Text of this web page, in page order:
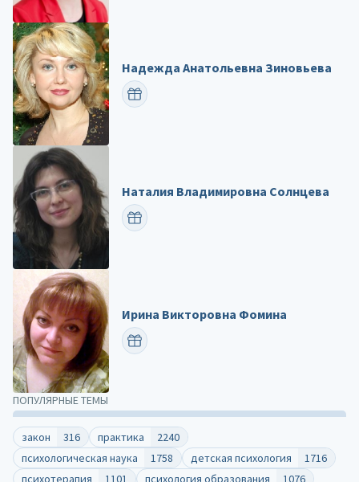
ПОПУЛЯРНЫЕ ТЕМЫ
закон 316 практика
2240
психологическая наука
1758 детская психология
1716
психотерапия
1101 психология образования
1076
Надежда Анатольевна Зиновьева
ПОЗДРАВИТЬ
Наталия Владимировна Солнцева
ПОЗДРАВИТЬ
Ирина Викторовна Фомина
ПОЗДРАВИТЬ